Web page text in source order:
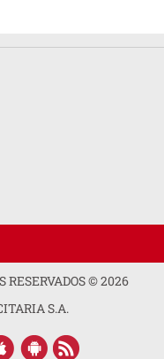
RESERVADOS ©2026
S.A.